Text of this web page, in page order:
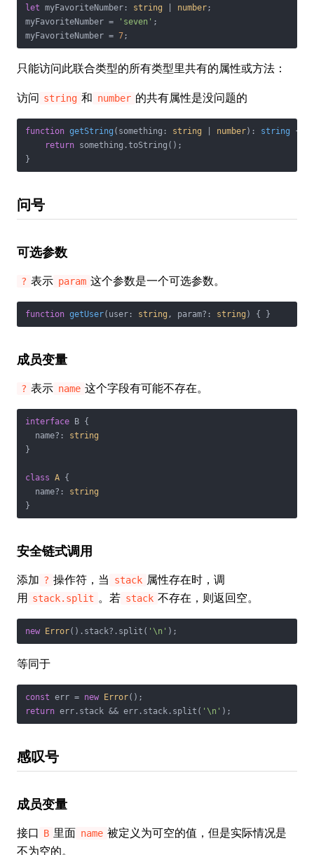
let myFavoriteNumber: string number;
myFavoriteNumber =
'seven' ;
myFavoriteNumber = 7;
只能访问此联合类型的所有类型里共有的属性或方法：
访问 string 和 number 的共有属性是没问题的
function getString ( something: string number): string
{
return something.toString();
}
问号
可选参数
? 表示 param 这个参数是一个可选参数。
function getUser( user: string , param?: string ) { }
成员变量
? 表示 name 这个字段有可能不存在。
interface B {
  name?:
string
}
class A {
  name?:
string
}
安全链式调用
添加 ? 操作符，当 stack 属性存在时，调
用
stack.split 。若 stack 不存在，则返回空。
new Error().stack?.split( '\n' );
等同于
const err = new Error
return err.stack && err.stack.split( '\n' );
感叹号
成员变量
接口 B 里面 name 被定义为可空的值，但是实际情况是
不为空的。